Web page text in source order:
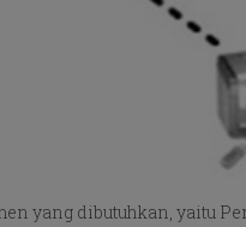
yang dibutuhkan, yaitu